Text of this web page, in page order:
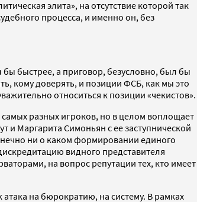
элита», на отсутствие которой так
процесса, и именно он, без
быстрее, а приговор, безусловно, был бы
кому доверять, и позиции ФСБ, как мы это
относиться к позиции «чекистов».
самых разных игроков, но в целом воплощает
и Маргарита Симоньян с ее заступнической
ни о каком формировании единого
видного представителя
на вопрос репутации тех, кто имеет
на бюрократию, на систему. В рамках